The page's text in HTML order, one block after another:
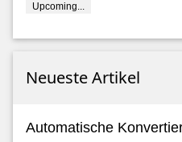
Upcoming...
Neueste Artikel
Automatische